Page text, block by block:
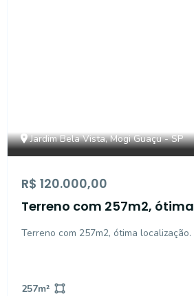
Jardim Bela Vista, Mogi Guaçu - SP
R$ 120.000,00
Terreno com 257m2, ótima
Mogi Guaçu/SP.
Terreno com 257m2, ótima localização.
257m²